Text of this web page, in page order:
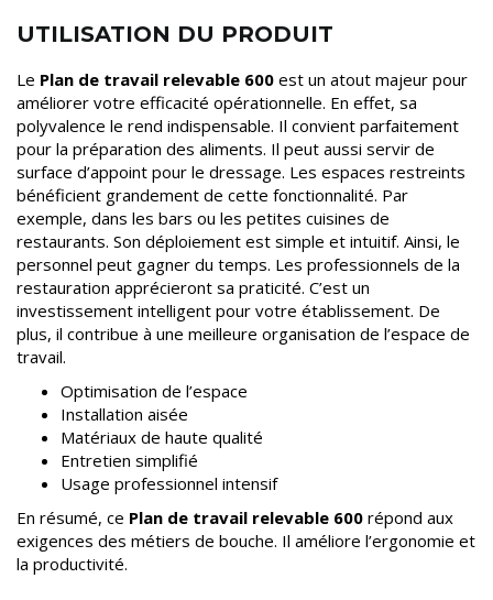
UTILISATION DU PRODUIT
Le Plan de travail relevable 600 est un atout majeur pour
améliorer votre efficacité opérationnelle. En effet, sa
polyvalence le rend indispensable. Il convient parfaitement
pour la préparation des aliments. Il peut aussi servir de
surface d’appoint pour le dressage. Les espaces restreints
bénéficient grandement de cette fonctionnalité. Par
exemple, dans les bars ou les petites cuisines de
restaurants. Son déploiement est simple et intuitif. Ainsi, le
personnel peut gagner du temps. Les professionnels de la
restauration apprécieront sa praticité. C’est un
investissement intelligent pour votre établissement. De
plus, il contribue à une meilleure organisation de l’espace de
travail.
Optimisation de l’espace
Installation aisée
Matériaux de haute qualité
Entretien simplifié
Usage professionnel intensif
En résumé, ce Plan de travail relevable 600 répond aux
exigences des métiers de bouche. Il améliore l’ergonomie et
la productivité.